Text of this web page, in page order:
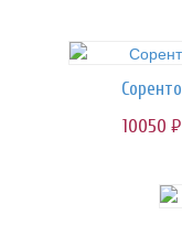
Соренто
10050 руб.